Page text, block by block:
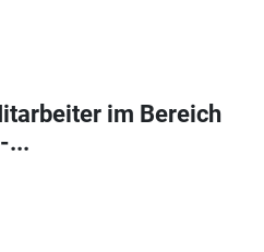
im Bereich
...